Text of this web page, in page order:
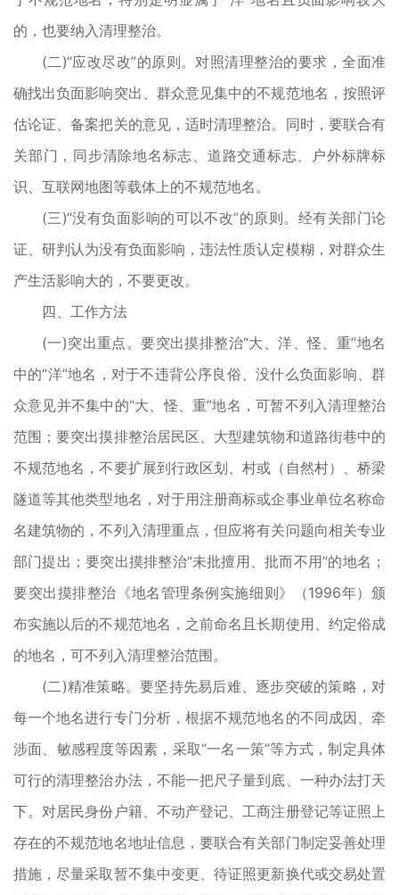
的，也要纳入清理整治。
(二)“应改尽改”的原则。对照清理整治的要求，全面准
确找出负面影响突出、群众意见集中的不规范地名，按照评
估论证、备案把关的意见，适时清理整治。同时，要联合有
关部门，同步清除地名标志、道路交通标志、户外标牌标
识、互联网地图等载体上的不规范地名。
(三)“没有负面影响的可以不改”的原则。经有关部门论
证、研判认为没有负面影响，违法性质认定模糊，对群众生
产生活影响大的，不要更改。
四、工作方法
(一)突出重点。要突出摸排整治“大、洋、怪、重”地名
中的“洋”地名，对于不违背公序良俗、没什么负面影响、群
众意见并不集中的“大、怪、重”地名，可暂不列入清理整治
范围；要突出摸排整治居民区、大型建筑物和道路街巷中的
不规范地名，不要扩展到行政区划、村或（自然村）、桥梁
隧道等其他类型地名，对于用注册商标或企事业单位名称命
名建筑物的，不列入清理重点，但应将有关问题向相关专业
部门提出；要突出摸排整治“未批擅用、批而不用”的地名；
要突出摸排整治《地名管理条例实施细则》（1996年）颁
布实施以后的不规范地名，之前命名且长期使用、约定俗成
的地名，可不列入清理整治范围。
(二)精准策略。要坚持先易后难、逐步突破的策略，对
每一个地名进行专门分析，根据不规范地名的不同成因、牵
涉面、敏感程度等因素，采取“一名一策”等方式，制定具体
可行的清理整治办法，不能一把尺子量到底、一种办法打天
下。对居民身份户籍、不动产登记、工商注册登记等证照上
存在的不规范地名地址信息，要联合有关部门制定妥善处理
措施，尽量采取暂不集中变更、待证照更新换代或交易处置